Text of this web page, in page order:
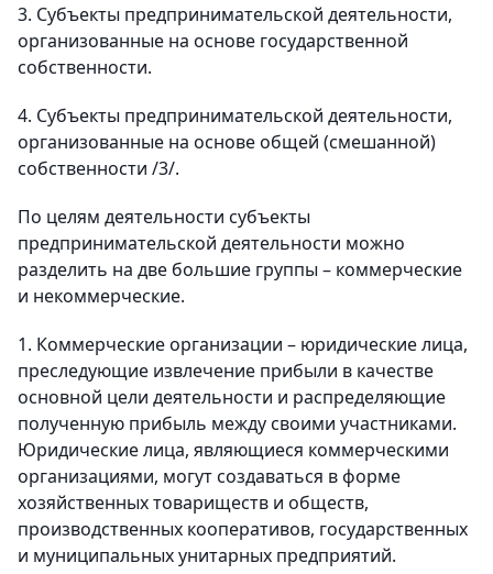
3. Субъекты предпринимательской деятельности,
организованные на основе государственной
собственности.
4. Субъекты предпринимательской деятельности,
организованные на основе общей (смешанной)
собственности /3/.
По целям деятельности субъекты
предпринимательской деятельности можно
разделить на две большие группы – коммерческие
и некоммерческие.
1. Коммерческие организации – юридические лица,
преследующие извлечение прибыли в качестве
основной цели деятельности и распределяющие
полученную прибыль между своими участниками.
Юридические лица, являющиеся коммерческими
организациями, могут создаваться в форме
хозяйственных товариществ и обществ,
производственных кооперативов, государственных
и муниципальных унитарных предприятий.